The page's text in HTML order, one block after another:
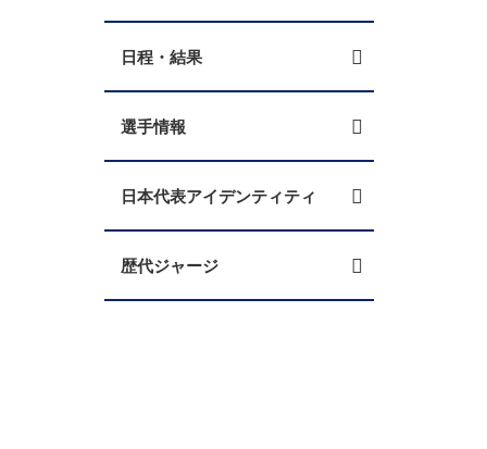
日程・結果
選手情報
日本代表アイデンティティ
歴代ジャージ